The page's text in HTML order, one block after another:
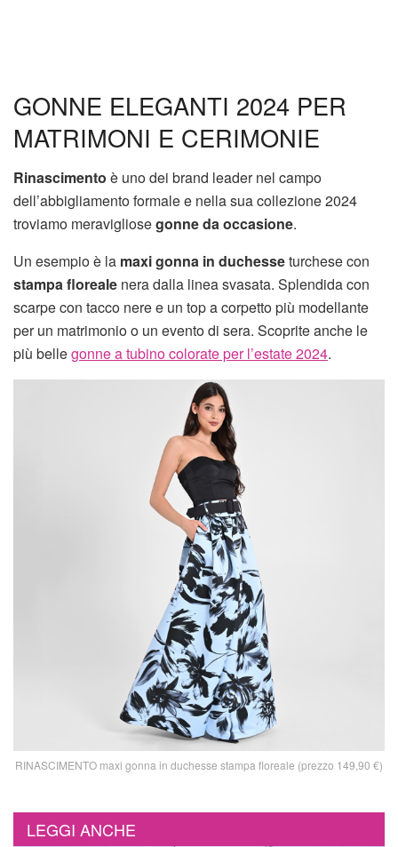
GONNE ELEGANTI 2024 PER
MATRIMONI E CERIMONIE
Rinascimento è uno dei brand leader nel campo
dell’abbigliamento formale e nella sua collezione 2024
troviamo meravigliosegonne da occasione.
Un esempio è la maxi gonna in duchesseturchese con
stampa floreale nera dalla linea svasata. Splendida con
scarpe con tacco nere e un top a corpetto più modellante
per un matrimonio o un evento di sera. Scoprite anche le
più bellegonne a tubino colorate per l’estate 2024.
RINASCIMENTO maxi gonna in duchesse stampa floreale (prezzo 149,90 €)
LEGGI ANCHE